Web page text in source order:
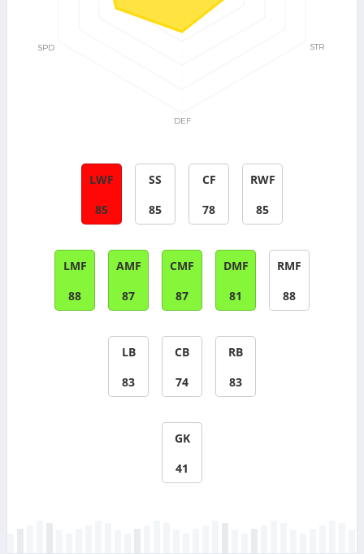
LWF
85
SS
85
CF
78
RWF
85
LMF
88
AMF
87
CMF
87
DMF
81
RMF
88
LB
83
CB
74
RB
83
GK
41